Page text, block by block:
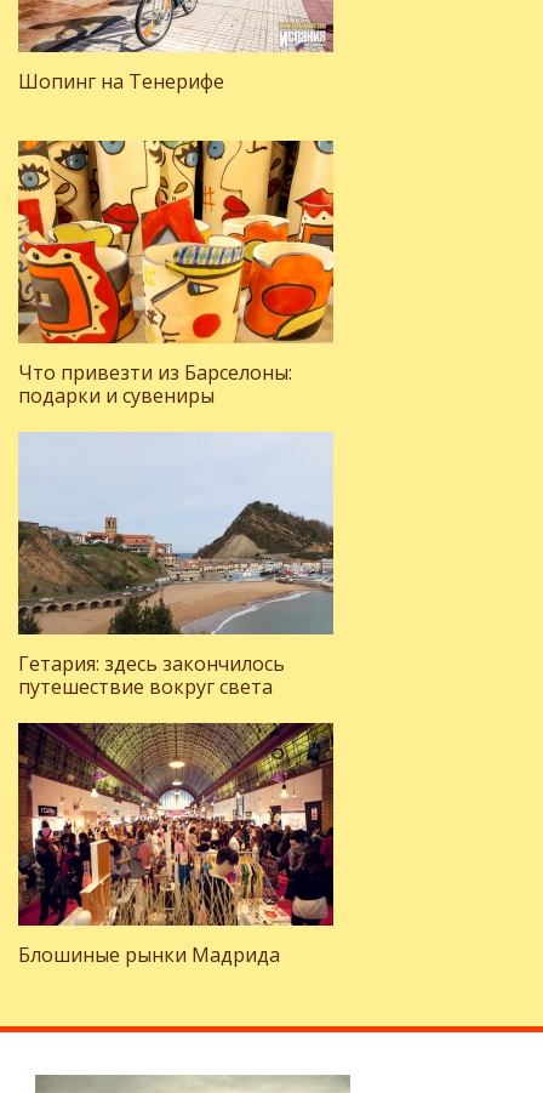
Шопинг на Тенерифе
Что привезти из Барселоны:
подарки и сувениры
Гетария: здесь закончилось
путешествие вокруг света
Блошиные рынки Мадрида